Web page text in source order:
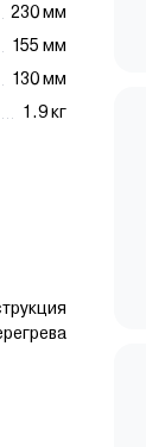
230 мм
155 мм
130 мм
1.9 кг